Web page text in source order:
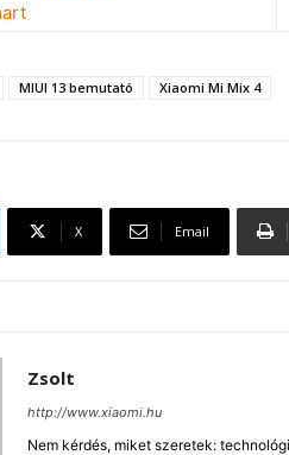
MIUI 13 bemutató Xiaomi Mi Mix 4
X Email
Zsolt
http://www.xiaomi.hu
Nem kérdés, miket szeretek: